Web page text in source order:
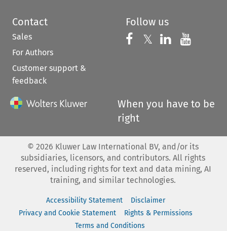
Contact
Sales
For Authors
Customer support &
feedback
Follow us
Follow us on
𝕏 Follow us on
Follow us
When you have to be
right
© 2026 Kluwer Law International BV, and/or its
subsidiaries, licensors, and contributors. All rights
reserved, including rights for text and data mining, AI
training, and similar technologies.
Accessibility Statement
Disclaimer
Privacy and Cookie Statement
Rights & Permissions
Terms and Conditions